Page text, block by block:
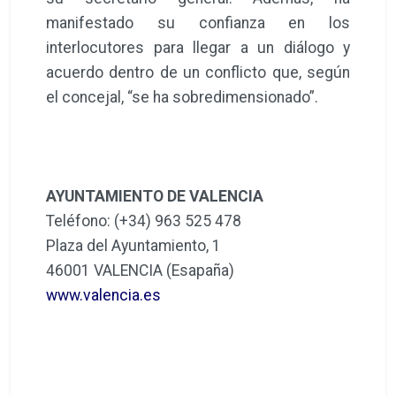
manifestado su confianza en los
interlocutores para llegar a un diálogo y
acuerdo dentro de un conflicto que, según
el concejal, “se ha sobredimensionado”.
AYUNTAMIENTO DE VALENCIA
Teléfono: (+34) 963 525 478
Plaza del Ayuntamiento, 1
46001 VALENCIA (Esapaña)
www.valencia.es